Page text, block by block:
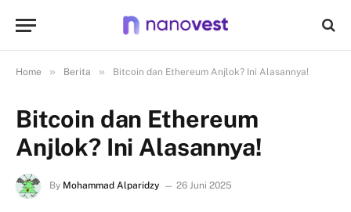
Home » Berita » Bitcoin dan Ethereum Anjlok? Ini Alasannya!
Bitcoin dan Ethereum
Anjlok? Ini Alasannya!
By Mohammad Alparidzy 26 Juni 2025